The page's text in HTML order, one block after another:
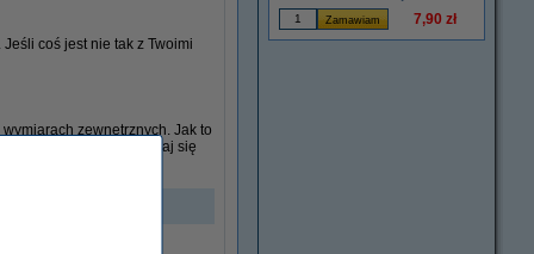
coś jest nie tak z Twoimi
zewnętrznych. Jak to
przestrzeni. Przekonaj się
7,90 zł